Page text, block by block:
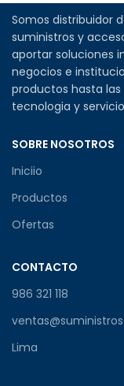
Somos distribuidor
suministros y
aportar soluciones
negocios e
productos hasta
tecnologia y
SOBRE NOSOTROS
Iniciio
Productos
Ofertas
CONTACTO
986 321 118
Lima